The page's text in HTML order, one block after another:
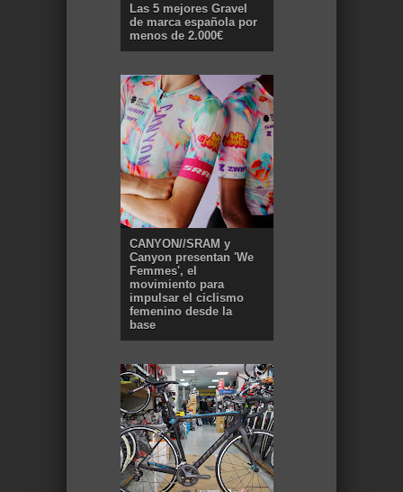
Las 5 mejores Gravel
de marca española por
menos de 2.000€
CANYON//SRAM y
Canyon presentan 'We
Femmes', el
movimiento para
impulsar el ciclismo
femenino desde la
base